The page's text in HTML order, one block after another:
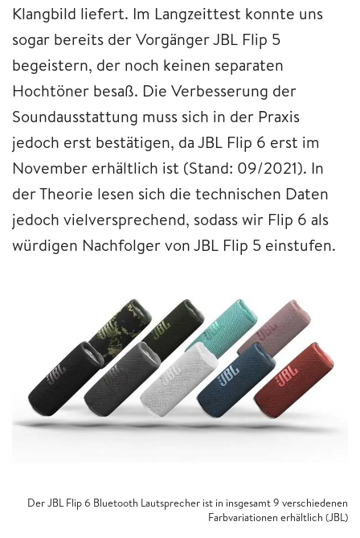
Klangbild liefert. Im Langzeittest konnte uns
sogar bereits der Vorgänger JBL Flip 5
begeistern, der noch keinen separaten
Hochtöner besaß. Die Verbesserung der
Soundausstattung muss sich in der Praxis
jedoch erst bestätigen, da JBL Flip 6 erst im
November erhältlich ist (Stand: 09/2021). In
der Theorie lesen sich die technischen Daten
jedoch vielversprechend, sodass wir Flip 6 als
würdigen Nachfolger von JBL Flip 5 einstufen.
Der JBL Flip 6 Bluetooth Lautsprecher ist in insgesamt 9 verschiedenen
Farbvariationen erhältlich (JBL)